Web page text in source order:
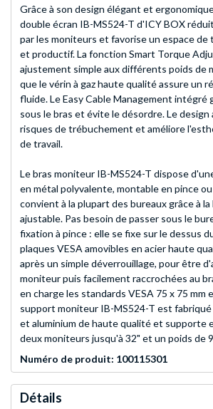
Grâce à son design élégant et
double écran IB-MS524-T d'ICY BOX
par les moniteurs et favorise un espace de
et productif. La fonction Smart Torque
ajustement simple aux différents poids de
que le vérin à gaz haute qualité assure un
fluide. Le Easy Cable Management intégré
sous le bras et évite le désordre. Le design
risques de trébuchement et améliore
de travail.
Le bras moniteur IB-MS524-T dispose
en métal polyvalente, montable en pince
convient à la plupart des bureaux grâce à
ajustable. Pas besoin de passer sous le
fixation à pince : elle se fixe sur le dessus
plaques VESA amovibles en acier haute
après un simple déverrouillage, pour être
moniteur puis facilement raccrochées au
en charge les standards VESA 75 x 75 mm
support moniteur IB-MS524-T est fabriqué
et aluminium de haute qualité et supporte
deux moniteurs jusqu'à 32" et un poids de
Numéro de produit: 100115301
Détails